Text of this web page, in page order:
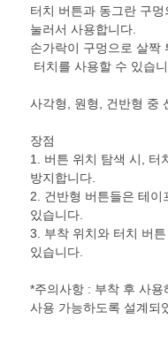
터치 버튼과 동그란 구
눌러서 사용합니다.
손가락이 구멍으로 살짝
터치를 사용할 수 있습니
사각형, 원형, 건반형 중
장점
1. 버튼 위치 탐색 시, 터
방지합니다.
2. 건반형 버튼들은 테이
있습니다.
3. 부착 위치와 터치 버
있습니다.
*주의사항 : 부착 후 사
사용 가능하도록 설계되